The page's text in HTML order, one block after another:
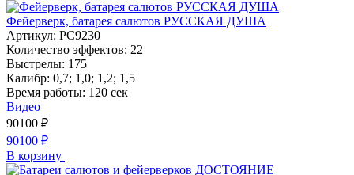
Фейерверк, батарея салютов РУССКАЯ ДУША
Артикул: РС9230
Количество эффектов: 22
Выстрелы: 175
Калибр: 0,7; 1,0; 1,2; 1,5
Время работы: 120 сек
Видео
90100 ₽
90100 ₽
В корзину